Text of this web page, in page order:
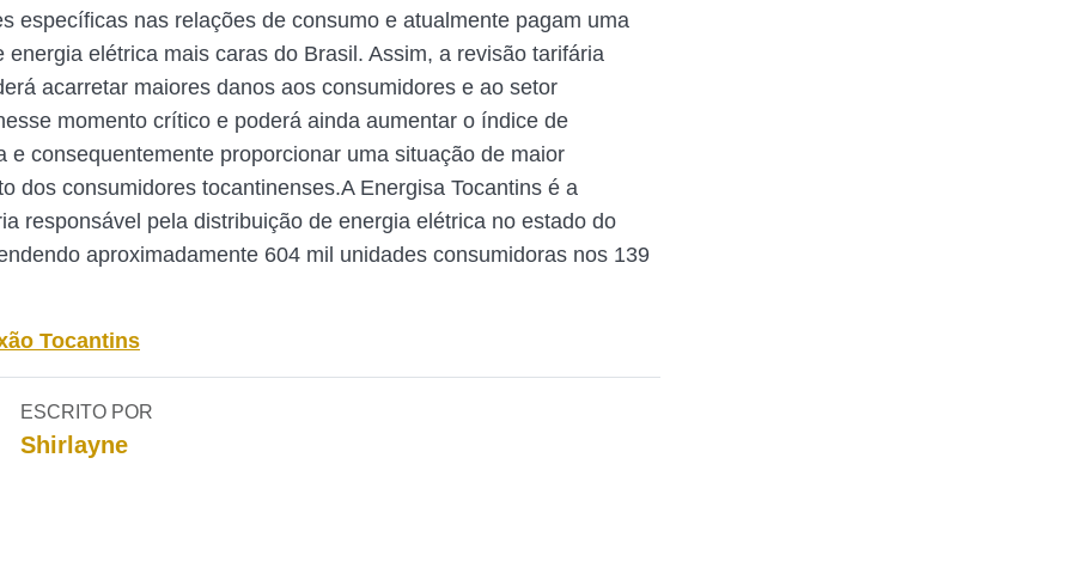
específicas nas relações de consumo e atualmente pagam uma
energia elétrica mais caras do Brasil. Assim, a revisão tarifária
acarretar maiores danos aos consumidores e ao setor
momento crítico e poderá ainda aumentar o índice de
e consequentemente proporcionar uma situação de maior
dos consumidores tocantinenses.A Energisa Tocantins é a
responsável pela distribuição de energia elétrica no estado do
aproximadamente 604 mil unidades consumidoras nos 139
Tocantins
ESCRITO POR
Shirlayne